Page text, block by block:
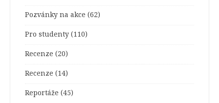
Pozvánky na akce (62)
Pro studenty (110)
Recenze (20)
Recenze (14)
Reportáže (45)